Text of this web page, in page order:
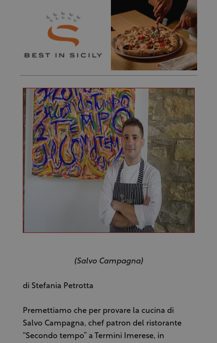
(Salvo Campagna)
di Stefania Petrotta
Premettiamo che per provare la cucina di
Salvo Campagna, chef patron del ristorante
“Secondo tempo” a Termini Imerese, in